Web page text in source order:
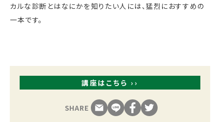
カルな診断とはなにかを知りたい人には、猛烈におすすめの
一本です。
講座はこちら ››
SHARE